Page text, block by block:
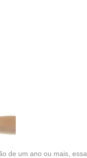
de um ano ou mais, essa